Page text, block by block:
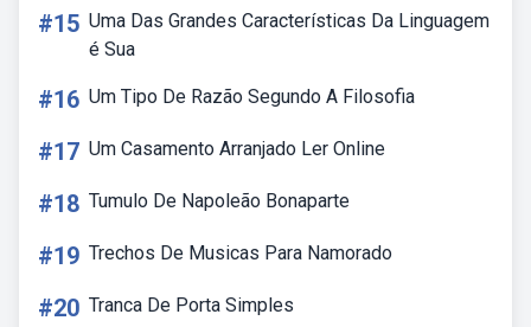
#15 Uma Das Grandes Características Da Linguagem
é Sua
#16 Um Tipo De Razão Segundo A Filosofia
#17 Um Casamento Arranjado Ler Online
#18 Tumulo De Napoleão Bonaparte
#19 Trechos De Musicas Para Namorado
#20 Tranca De Porta Simples